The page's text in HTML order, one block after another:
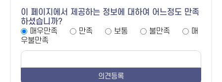
이 페이지에서 제공하는 정보에 대하여 어느정도 만족
하셨습니까?
매우만족
만족 보통 불만족
매
우불만족